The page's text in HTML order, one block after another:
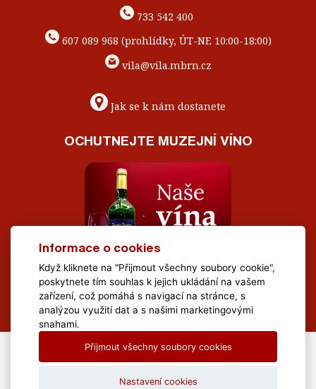
733 542 400
607 089 968 (prohlídky, ÚT-NE 10:00-18:00)
vila@vila.mbrn.cz
Jak se k nám dostanete
OCHUTNEJTE MUZEJNÍ VÍNO
All Rights Reserved Muzeum Brněnska © 2020, Webdesign by
Informace o cookies
Když kliknete na "Přijmout všechny soubory cookie",
poskytnete tím souhlas k jejich ukládání na vašem
zařízení, což pomáhá s navigací na stránce, s
analýzou využití dat a s našimi marketingovými
snahami.
Přijmout všechny soubory cookies
Nastavení cookies